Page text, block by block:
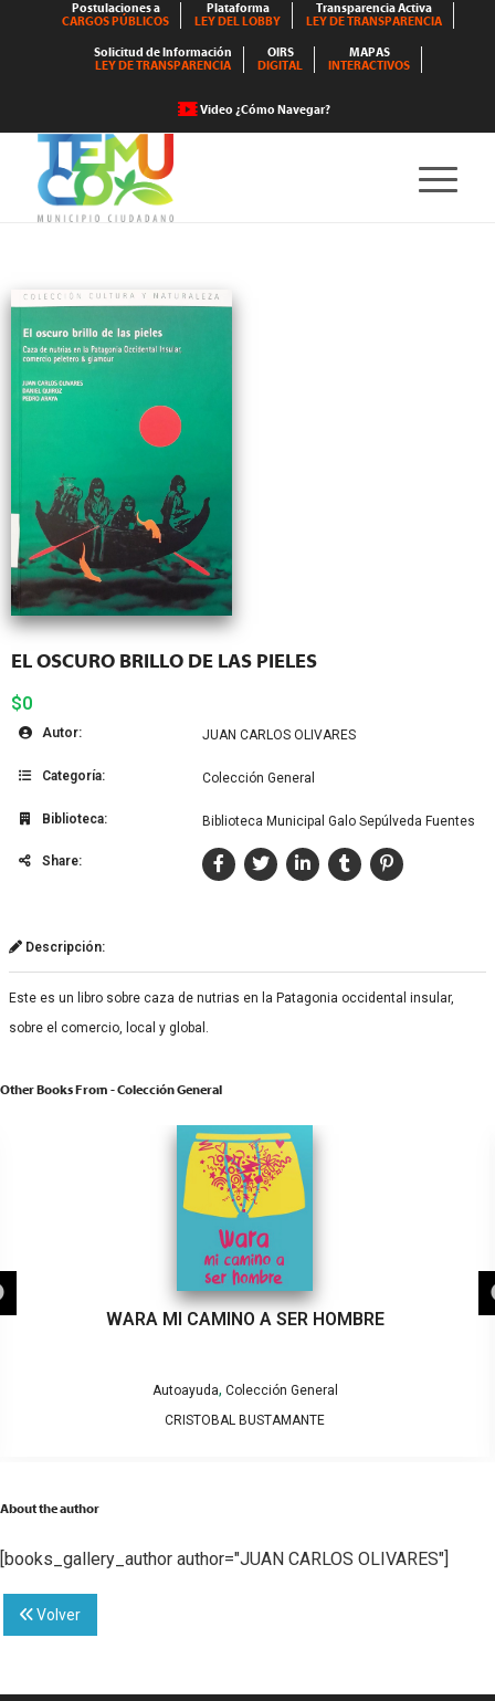
Postulaciones a
CARGOS PÚBLICOS
Plataforma
LEY DEL LOBBY
Transparencia Activa
LEY DE TRANSPARENCIA
Solicitud de Información
LEY DE TRANSPARENCIA
OIRS
DIGITAL
MAPAS
INTERACTIVOS
Video ¿Cómo Navegar?
EL OSCURO BRILLO DE LAS PIELES
$0
Autor: JUAN CARLOS OLIVARES
Categoría: Colección General
Biblioteca: Biblioteca Municipal Galo Sepúlveda Fuentes
Share:
Descripción:
Este es un libro sobre caza de nutrias en la Patagonia occidental insular,
sobre el comercio, local y global.
Other Books From - Colección General
WARA MI CAMINO A SER HOMBRE
Autoayuda, Colección General
CRISTOBAL BUSTAMANTE
About the author
[books_gallery_author author="JUAN CARLOS OLIVARES"]
Volver